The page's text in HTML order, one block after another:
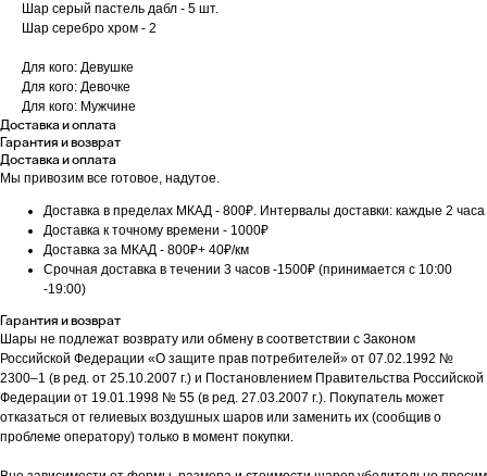
Шар серый пастель дабл - 5 шт.
Шар серебро хром - 2
Для кого: Девушке
Для кого: Девочке
Для кого: Мужчине
Доставка и оплата
Гарантия и возврат
Доставка и оплата
Мы привозим все готовое, надутое.
Доставка в пределах МКАД - 800₽. Интервалы доставки: каждые 2 часа
Доставка к точному времени - 1000₽
Доставка за МКАД - 800₽+ 40₽/км
Срочная доставка в течении 3 часов -1500₽ (принимается с 10:00
-19:00)
Гарантия и возврат
Шары не подлежат возврату или обмену в соответствии с Законом
Российской Федерации «О защите прав потребителей» от 07.02.1992 №
2300–1 (в ред. от 25.10.2007 г.) и Постановлением Правительства Российской
Федерации от 19.01.1998 № 55 (в ред. 27.03.2007 г.). Покупатель может
отказаться от гелиевых воздушных шаров или заменить их (сообщив о
проблеме оператору) только в момент покупки.